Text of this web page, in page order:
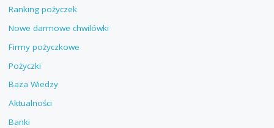
Ranking pożyczek
Nowe darmowe chwilówki
Firmy pożyczkowe
Pożyczki
Baza Wiedzy
Aktualności
Banki